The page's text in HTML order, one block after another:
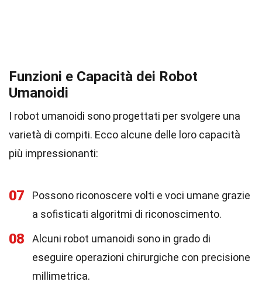
Funzioni e Capacità dei Robot
Umanoidi
I robot umanoidi sono progettati per svolgere una
varietà di compiti. Ecco alcune delle loro capacità
più impressionanti:
07
Possono riconoscere volti e voci umane grazie
a sofisticati algoritmi di riconoscimento.
08
Alcuni robot umanoidi sono in grado di
eseguire operazioni chirurgiche con precisione
millimetrica.